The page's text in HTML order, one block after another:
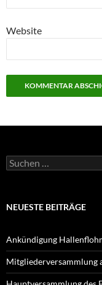
Website
Suchen
nach:
NEUESTE BEITRÄGE
Ankündigung
Mitgliederversammlung